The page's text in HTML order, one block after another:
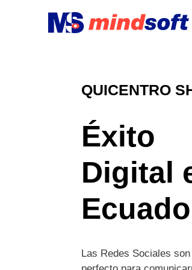
QUICENTRO
Éxito
Digital
Las Redes Sociales